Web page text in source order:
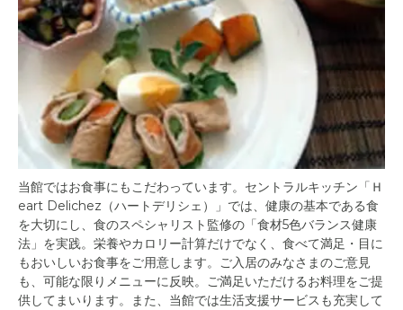
当館ではお食事にもこだわっています。セントラルキッチン「Ｈ
eart Delichez（ハートデリシェ）」では、健康の基本である食
を大切にし、食のスペシャリスト監修の「食材5色バランス健康
法」を実践。栄養やカロリー計算だけでなく、食べて満足・目に
もおいしいお食事をご用意します。ご入居のみなさまのご意見
も、可能な限りメニューに反映。ご満足いただけるお料理をご提
供してまいります。また、当館では生活支援サービスも充実して